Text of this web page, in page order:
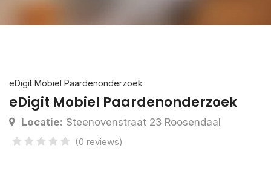
eDigit Mobiel Paardenonderzoek
eDigit Mobiel Paardenonderzoek
Locatie: Steenovenstraat 23 Roosendaal
(0 reviews)